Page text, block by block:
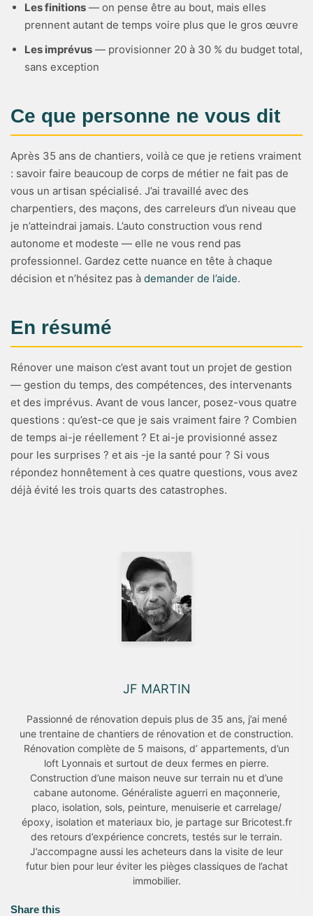
Les finitions — on pense être au bout, mais elles
prennent autant de temps voire plus que le gros œuvre
Les imprévus — provisionner 20 à 30 % du budget total,
sans exception
Ce que personne ne vous dit
Après 35 ans de chantiers, voilà ce que je retiens vraiment
: savoir faire beaucoup de corps de métier ne fait pas de
vous un artisan spécialisé. J’ai travaillé avec des
charpentiers, des maçons, des carreleurs d’un niveau que
je n’atteindrai jamais. L’auto construction vous rend
autonome et modeste — elle ne vous rend pas
professionnel. Gardez cette nuance en tête à chaque
décision et n’hésitez pas à demander de l’aide.
En résumé
Rénover une maison c’est avant tout un projet de gestion
— gestion du temps, des compétences, des intervenants
et des imprévus. Avant de vous lancer, posez-vous quatre
questions : qu’est-ce que je sais vraiment faire ? Combien
de temps ai-je réellement ? Et ai-je provisionné assez
pour les surprises ? et ais -je la santé pour ? Si vous
répondez honnêtement à ces quatre questions, vous avez
déjà évité les trois quarts des catastrophes.
JF MARTIN
Passionné de rénovation depuis plus de 35 ans, j’ai mené
une trentaine de chantiers de rénovation et de construction.
Rénovation complète de 5 maisons, d’ appartements, d’un
loft Lyonnais et surtout de deux fermes en pierre.
Construction d’une maison neuve sur terrain nu et d’une
cabane autonome. Généraliste aguerri en maçonnerie,
placo, isolation, sols, peinture, menuiserie et carrelage/
époxy, isolation et materiaux bio, je partage sur Bricotest.fr
des retours d’expérience concrets, testés sur le terrain.
J’accompagne aussi les acheteurs dans la visite de leur
futur bien pour leur éviter les pièges classiques de l’achat
immobilier.
Share this